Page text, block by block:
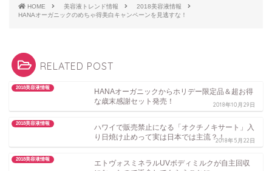
HOME 美容液トレンド情報
2018美容液情報
HANAオーガニックのめちゃ得美白キャンペーンを見逃すな！
RELATED POST
2018美容液情報
HANAオーガニックからホリデー限定品＆超お得
な歳末感謝セット発売！
2018年10月29日
2018美容液情報
ハワイで販売禁止になる「オクチノキサート」入
り日焼け止めって実は日本では主流？！2018年5月22日
2018美容液情報
エトヴォスミネラルUVボディミルクが自主回収